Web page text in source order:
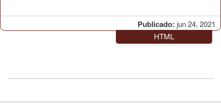
Publicado: jun 24, 2021
HTML